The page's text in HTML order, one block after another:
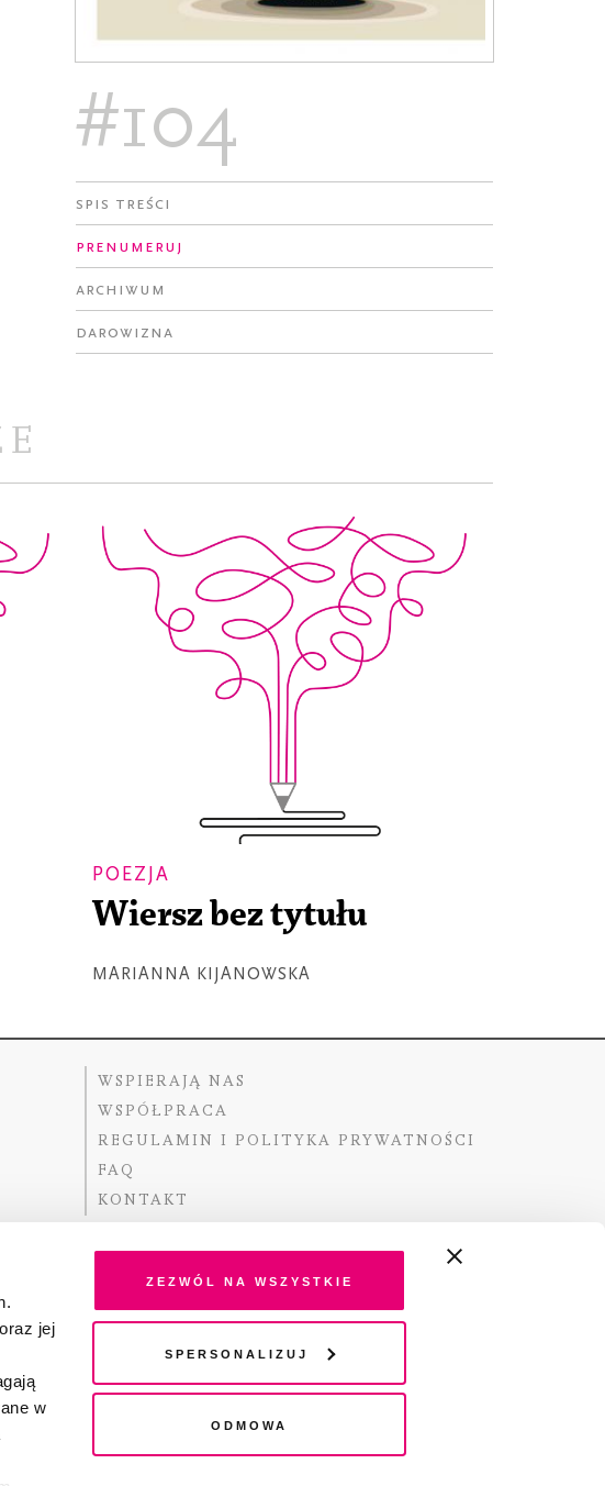
jej
w
Zezwól na wszystkie
Spersonalizuj
Odmowa
#104
Spis treści
Prenumeruj
Archiwum
Darowizna
POEZJA
Wiersz bez tytułu
MARIANNA KIJANOWSKA
WSPIERAJĄ NAS
WSPÓŁPRACA
REGULAMIN I POLITYKA PRYWATNOŚCI
FAQ
KONTAKT
Dofinansowano ze środków Ministra Kultury i Dziedzictwa
Narodowego pochodzących z Funduszu Promocji Kultury –